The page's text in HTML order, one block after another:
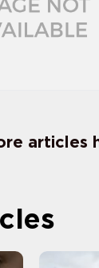
articles